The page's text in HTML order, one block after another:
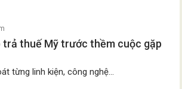
trả thuế Mỹ trước thềm cuộc gặp
từng linh kiện, công nghệ...